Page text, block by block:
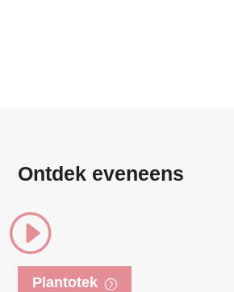
Ontdek eveneens
I
Plantotek